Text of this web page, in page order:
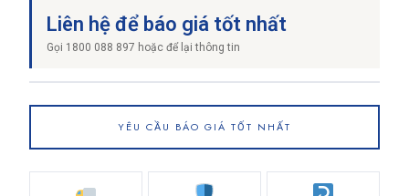
Liên hệ để báo giá tốt nhất
Gọi 1800 088 897 hoặc để lại thông tin
YÊU CẦU BÁO GIÁ TỐT NHẤT